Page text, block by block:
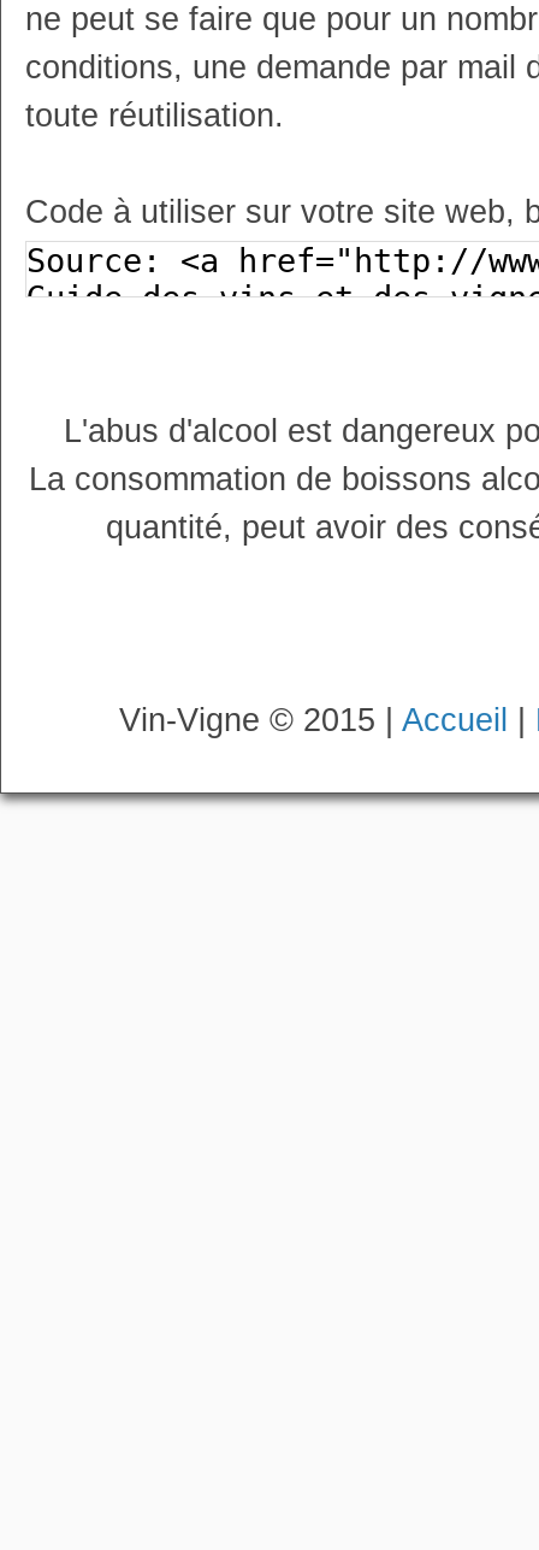
ne peut se faire que pour un
conditions, une demande par mail
toute réutilisation.
Code à utiliser sur votre site web,
L'abus d'alcool est dangereux
La consommation de boissons
quantité, peut avoir des
Vin-Vigne © 2015 | Accueil